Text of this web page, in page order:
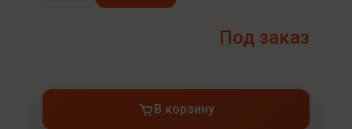
Под заказ
В корзину